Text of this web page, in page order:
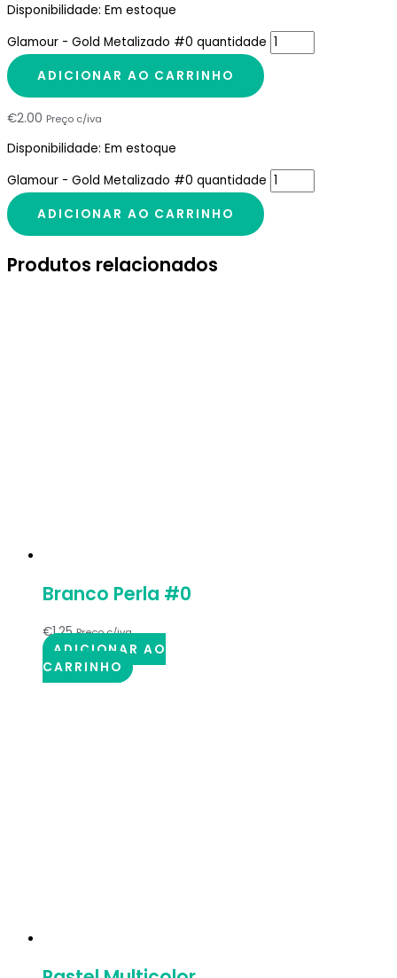
Disponibilidade: Em estoque
Glamour - Gold Metalizado #0 quantidade
ADICIONAR AO CARRINHO
€2.00 Preço c/iva
Disponibilidade: Em estoque
Glamour - Gold Metalizado #0 quantidade
ADICIONAR AO CARRINHO
Produtos relacionados
Branco Perla #0
€1.25 Preço c/iva
ADICIONAR AO
CARRINHO